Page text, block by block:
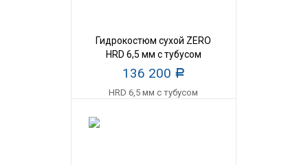
Гидрокостюм сухой ZERO
HRD 6,5 мм c тубусом
136 200 Р